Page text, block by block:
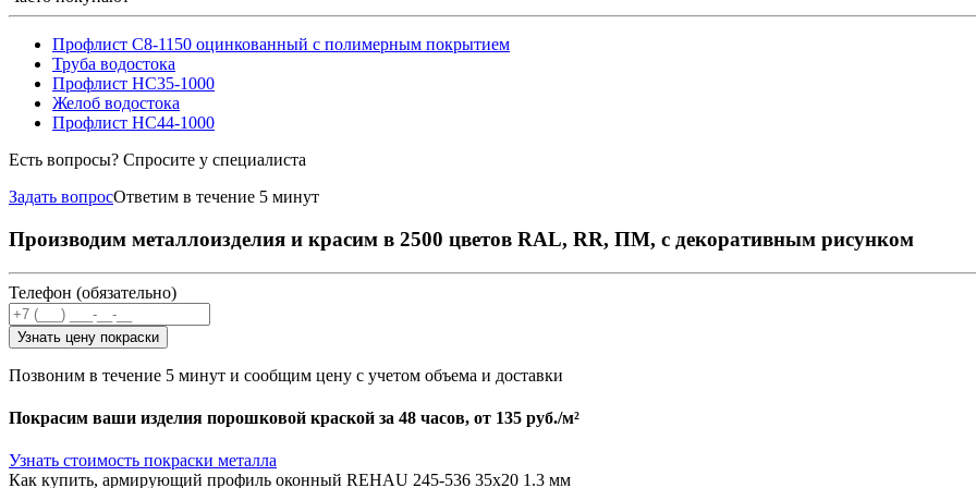
Профлист С8-1150 оцинкованный с полимерным покрытием
Труба водостока
Профлист НС35-1000
Желоб водостока
Профлист НС44-1000
Есть вопросы? Спросите у специалиста
Задать вопросОтветим в течение 5 минут
Производим металлоизделия и красим в 2500 цветов RAL, RR, ПМ, с декоративным рисунком
Телефон (обязательно)
Узнать цену покраски
Позвоним в течение 5 минут и сообщим цену с учетом объема и доставки
Покрасим ваши изделия порошковой краской за 48 часов, от 135 руб./м²
Узнать стоимость покраски металла
Как купить, армирующий профиль оконный REHAU 245-536 35х20 1.3 мм